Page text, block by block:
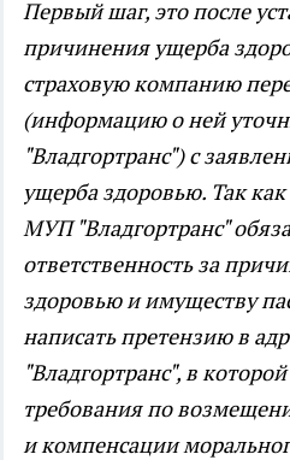
Первый шаг, это после
причинения ущерба
страховую компанию
(информацию о ней
"Владгортранс") с
ущерба здоровью. Так
МУП "Владгортранс"
ответственность за
здоровью и имуществу
написать претензию в
"Владгортранс", в
требования по
и компенсации